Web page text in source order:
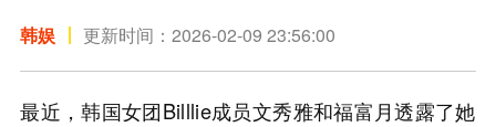
韩娱 更新时间：2026-02-09 23:56:00
最近，韩国女团Billlie成员文秀雅和福富月透露了她